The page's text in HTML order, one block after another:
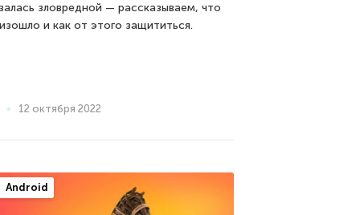
зловредной — рассказываем, что
и как от этого защититься.
12 октября 2022
Android